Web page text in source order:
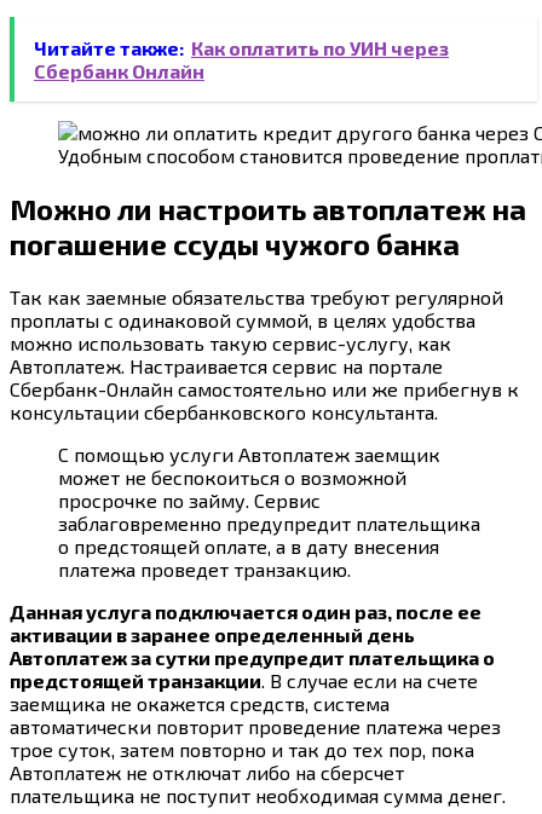
Читайте также: Как оплатить по УИН через
Сбербанк Онлайн
Удобным способом становится проведение
Можно ли настроить автоплатеж на
погашение ссуды чужого банка
Так как заемные обязательства требуют регулярной
проплаты с одинаковой суммой, в целях удобства
можно использовать такую сервис-услугу, как
Автоплатеж. Настраивается сервис на портале
Сбербанк-Онлайн самостоятельно или же прибегнув к
консультации сбербанковского консультанта.
С помощью услуги Автоплатеж заемщик
может не беспокоиться о возможной
просрочке по займу. Сервис
заблаговременно предупредит плательщика
о предстоящей оплате, а в дату внесения
платежа проведет транзакцию.
Данная услуга подключается один раз, после ее
активации в заранее определенный день
Автоплатеж за сутки предупредит плательщика о
предстоящей транзакции. В случае если на счете
заемщика не окажется средств, система
автоматически повторит проведение платежа через
трое суток, затем повторно и так до тех пор, пока
Автоплатеж не отключат либо на сберсчет
плательщика не поступит необходимая сумма денег.